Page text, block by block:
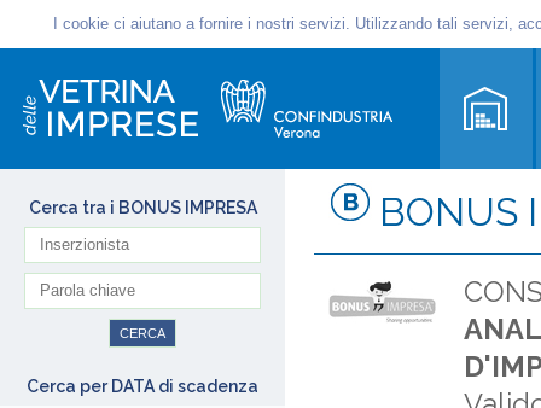
Cerca tra i BONUS IMPRESA
Cerca per DATA di scadenza
BONUS